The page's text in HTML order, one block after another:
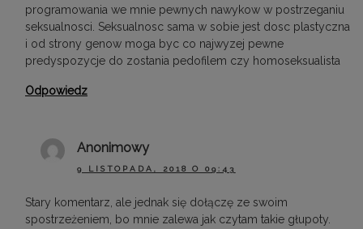
programowania we mnie pewnych nawykow w postrzeganiu
seksualnosci. Seksualnosc sama w sobie jest dosc plastyczna
i od strony genow moga byc co najwyzej pewne
predyspozycje do zostania pedofilem czy homoseksualista
Odpowiedz
Anonimowy
9 LISTOPADA, 2018 O 09:43
Stary komentarz, ale jednak się dołączę ze swoim
spostrzeżeniem, bo mnie zalewa jak czytam takie głupoty.